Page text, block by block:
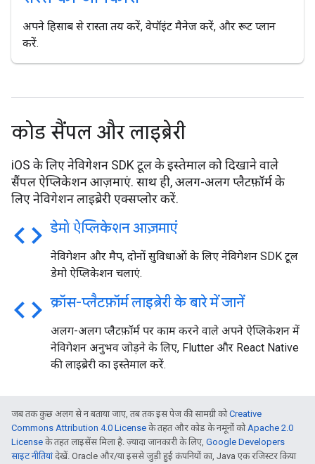
अपने हिसाब से रास्ता तय करें, वेपॉइंट मैनेज करें, और रूट प्लान
करें.
कोड सैंपल और लाइब्रेरी
iOS के लिए नेविगेशन SDK टूल के इस्तेमाल को दिखाने वाले
सैंपल ऐप्लिकेशन आज़माएं. साथ ही, अलग-अलग प्लैटफ़ॉर्म के
लिए नेविगेशन लाइब्रेरी एक्सप्लोर करें.
code डेमो ऐप्लिकेशन आज़माएं
नेविगेशन और मैप, दोनों सुविधाओं के लिए नेविगेशन SDK टूल
डेमो ऐप्लिकेशन चलाएं.
code क्रॉस-प्लैटफ़ॉर्म लाइब्रेरी के बारे में जानें
अलग-अलग प्लैटफ़ॉर्म पर काम करने वाले अपने ऐप्लिकेशन में
नेविगेशन अनुभव जोड़ने के लिए, Flutter और React Native
की लाइब्रेरी का इस्तेमाल करें.
जब तक कुछ अलग से न बताया जाए, तब तक इस पेज की सामग्री कोCreative
Commons Attribution 4.0 License के तहत और कोड के नमूनों कोApache 2.0
License के तहत लाइसेंस मिला है. ज़्यादा जानकारी के लिए, Google Developers
साइट नीतियांदेखें. Oracle और/या इससे जुड़ी हुई कंपनियों का, Java एक रजिस्टर किया